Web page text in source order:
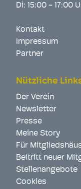
Di: 15:00 - 17:00
Kontakt
Impressum
Partner
Nützliche
Der Verein
Newsletter
Presse
Meine Story
Für
Beitritt neuer
Stellenangebote
Cookies